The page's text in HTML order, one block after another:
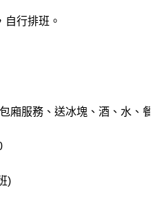
自行排班。
廂服務、送冰塊、酒、水、
)